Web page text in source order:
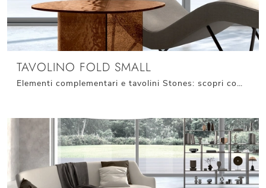
TAVOLINO FOLD SMALL
Elementi complementari e tavolini Stones: scopri come valorizzare i tuoi interni design con il modello Tavolino Fold Small.